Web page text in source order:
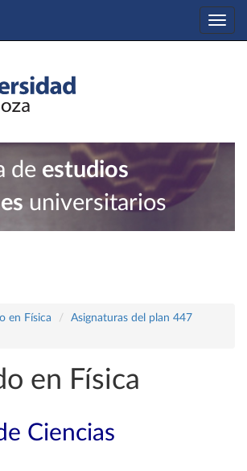
de estudios
universitarios
en Física
Asignaturas del plan 447
en Física
Ciencias